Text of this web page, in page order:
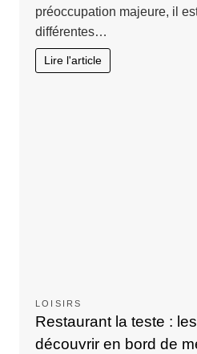
préoccupation majeure, il
différentes…
Lire l'article
LOISIRS
Restaurant la teste :
découvrir en bord de